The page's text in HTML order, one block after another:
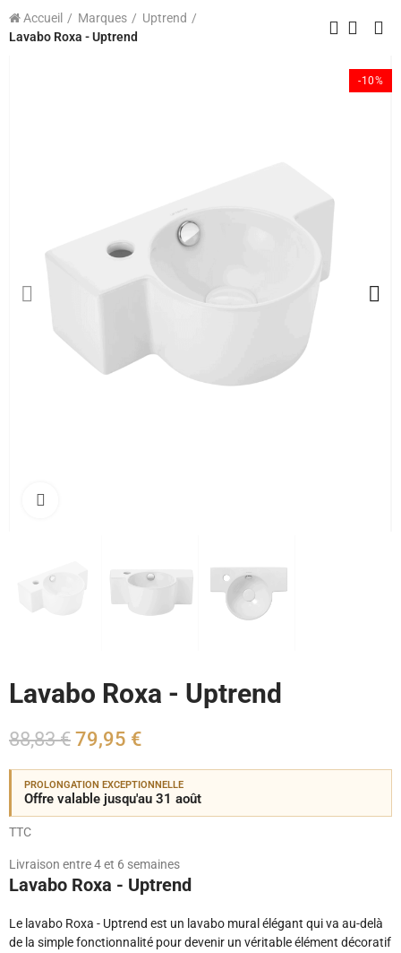
Accueil Marques
Uptrend
Lavabo Roxa - Uptrend
-10%
Lavabo Roxa - Uptrend
88,83 € 79,95 €
PROLONGATION EXCEPTIONNELLE
Offre valable jusqu'au 31 août
TTC
Livraison entre 4 et 6 semaines
Lavabo Roxa - Uptrend
Le lavabo Roxa - Uptrend est un lavabo mural élégant qui va au-delà
de la simple fonctionnalité pour devenir un véritable élément décoratif